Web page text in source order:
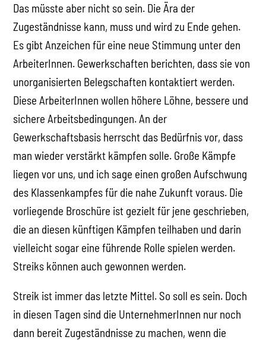
Das müsste aber nicht so sein. Die Ära der
Zugeständnisse kann, muss und wird zu Ende gehen.
Es gibt Anzeichen für eine neue Stimmung unter den
ArbeiterInnen. Gewerkschaften berichten, dass sie von
unorganisierten Belegschaften kontaktiert werden.
Diese ArbeiterInnen wollen höhere Löhne, bessere und
sichere Arbeitsbedingungen. An der
Gewerkschaftsbasis herrscht das Bedürfnis vor, dass
man wieder verstärkt kämpfen solle. Große Kämpfe
liegen vor uns, und ich sage einen großen Aufschwung
des Klassenkampfes für die nahe Zukunft voraus. Die
vorliegende Broschüre ist gezielt für jene geschrieben,
die an diesen künftigen Kämpfen teilhaben und darin
vielleicht sogar eine führende Rolle spielen werden.
Streiks können auch gewonnen werden.
Streik ist immer das letzte Mittel. So soll es sein. Doch
in diesen Tagen sind die UnternehmerInnen nur noch
dann bereit Zugeständnisse zu machen, wenn die